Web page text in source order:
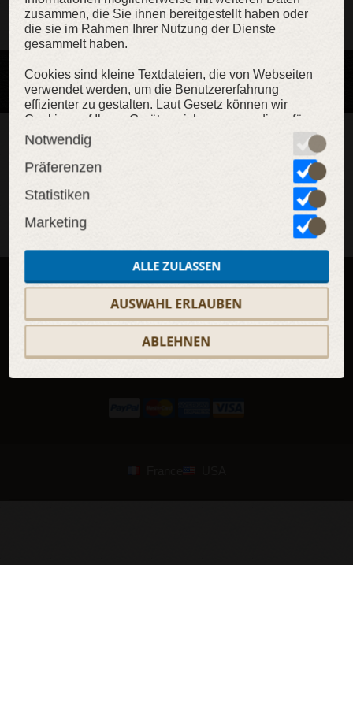
Kein Artikel gefunden
Newsletter abonnieren!
Exklusives Design Maßanfertigung
Weltweiter Versand Versandschutz
zusammen, die Sie ihnen bereitgestellt haben oder
die sie im Rahmen Ihrer Nutzung der Dienste
gesammelt haben.
Cookies sind kleine Textdateien, die von Webseiten
verwendet werden, um die Benutzererfahrung
effizienter zu gestalten. Laut Gesetz können wir
Cookies auf Ihrem Gerät speichern, wenn diese für
den Betrieb dieser Seite unbedingt notwendig sind.
Für alle anderen Cookie-Typen benötigen wir Ihre
Erlaubnis. Diese Seite verwendet unterschiedliche
Drittparteien platziert, die auf unseren Seiten
erscheinen. Sie können Ihre Einwilligung jederzeit
von der Cookie-Erklärung auf unserer Website
Datenschutzrichtliniemehr darüber, wer wir sind, wie
Sie uns kontaktieren können und wie wir
personenbezogene Daten verarbeiten.
Notwendig
Präferenzen
Statistiken
Marketing
ABLEHNEN
AUSWAHL ERLAUBEN
ALLE ZULASSEN